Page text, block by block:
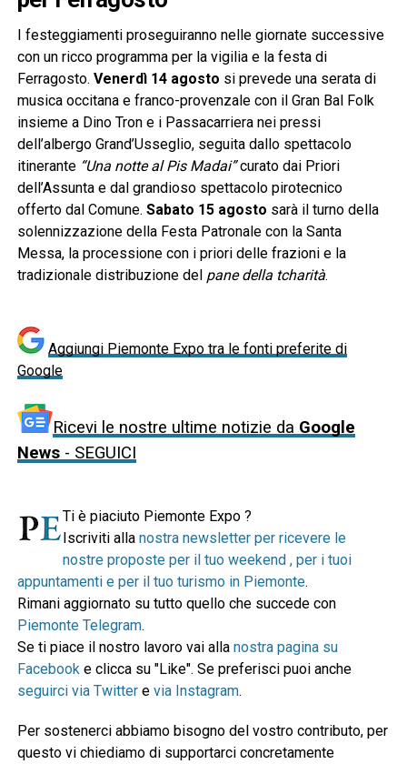
I festeggiamenti proseguiranno nelle giornate successive
con un ricco programma per la vigilia e la festa di
Ferragosto. Venerdì 14 agosto si prevede una serata di
musica occitana e franco-provenzale con il Gran Bal Folk
insieme a Dino Tron e i Passacarriera nei pressi
dell’albergo Grand’Usseglio, seguita dallo spettacolo
itinerante “Una notte al Pis Madai”curato dai Priori
dell’Assunta e dal grandioso spettacolo pirotecnico
offerto dal Comune. Sabato 15 agosto sarà il turno della
solennizzazione della Festa Patronale con la Santa
Messa, la processione con i priori delle frazioni e la
tradizionale distribuzione del pane della tcharità.
Aggiungi Piemonte Expo tra le fonti preferite di
Google
Ricevi le nostre ultime notizie da Google
News- SEGUICI
Ti è piaciuto Piemonte Expo ?
Iscriviti alla nostra newsletter per ricevere le
nostre proposte per il tuo weekend , per i tuoi
appuntamenti e per il tuo turismo in Piemonte.
Rimani aggiornato su tutto quello che succede con
Piemonte Telegram.
Se ti piace il nostro lavoro vai alla nostra pagina su
Facebook e clicca su "Like". Se preferisci puoi anche
seguirci via Twittere via Instagram.
Per sostenerci abbiamo bisogno del vostro contributo, per
questo vi chiediamo di supportarci concretamente